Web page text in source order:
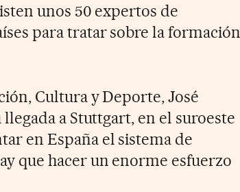
unos 50 expertos de
para tratar sobre la formación
Cultura y Deporte, José
a Stuttgart, en el suroeste
en España el sistema de
que hacer un enorme esfuerzo